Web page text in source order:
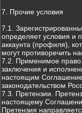
7. Прочие условия
7.1.
определяет условия и
аккаунта (профиля),
могут противоречить
7.2. Применимое
заключения и
настоящим
законодательством
7.3. Претензии.
настоящему
Претензия